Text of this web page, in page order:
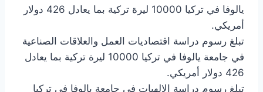
يالوفا في تركيا 10000 ليرة تركية بما يعادل 426 دولار
أمريكي.
تبلغ رسوم دراسة اقتصاديات العمل والعلاقات الصناعية
في جامعة يالوفا في تركيا 10000 ليرة تركية بما يعادل
426 دولار أمريكي.
تبلغ رسوم دراسة الإلهيات في جامعة يالوفا في تركيا